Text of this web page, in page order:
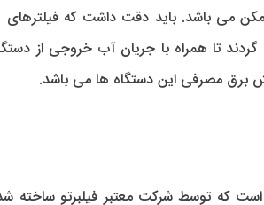
برق مصرفی این دستگاه ها می باشد.